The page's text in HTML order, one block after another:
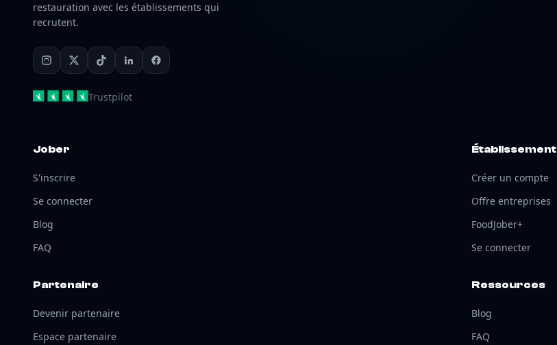
restauration avec les établissements qui
recrutent.
Trustpilot
Jober
S'inscrire
Se connecter
Blog
FAQ
Établissement
Créer un compte
Offre entreprises
FoodJober+
Se connecter
Partenaire
Devenir partenaire
Espace partenaire
Ressources
Blog
FAQ